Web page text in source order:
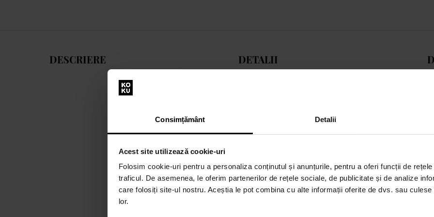
Consimțământ Detalii
Acest site utilizează cookie-uri
Folosim cookie-uri pentru a personaliza conținutul și anunțurile, pentru a oferi funcții de
traficul. De asemenea, le oferim partenerilor de rețele sociale, de publicitate și de analize
care folosiți site-ul nostru. Aceștia le pot combina cu alte informații oferite de dvs. sau
lor.
DESCRIERE DETALII
Afișează toată descrierea